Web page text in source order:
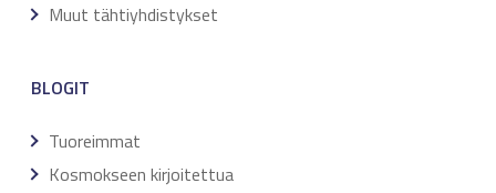
Muut tähtiyhdistykset
BLOGIT
Tuoreimmat
Kosmokseen kirjoitettua